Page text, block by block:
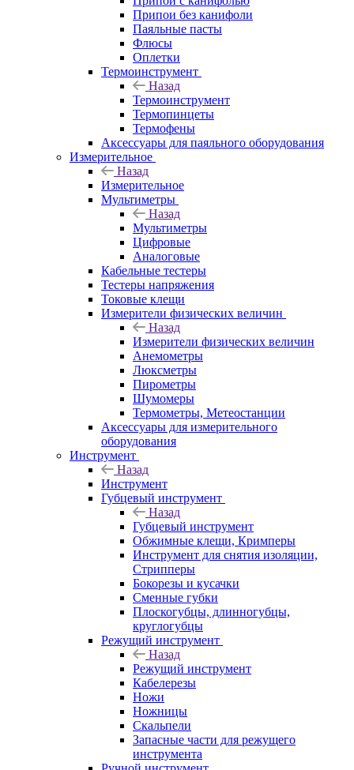
Припои без канифоли
Паяльные пасты
Флюсы
Оплетки
Термоинструмент
Назад
Термоинструмент
Термопинцеты
Термофены
Аксессуары для паяльного оборудования
Измерительное
Назад
Измерительное
Мультиметры
Назад
Мультиметры
Цифровые
Аналоговые
Кабельные тестеры
Тестеры напряжения
Токовые клещи
Измерители физических величин
Назад
Измерители физических величин
Анемометры
Люксметры
Пирометры
Шумомеры
Термометры, Метеостанции
Аксессуары для измерительного
оборудования
Инструмент
Назад
Инструмент
Губцевый инструмент
Назад
Губцевый инструмент
Обжимные клещи, Кримперы
Инструмент для снятия изоляции,
Стрипперы
Бокорезы и кусачки
Сменные губки
Плоскогубцы, длинногубцы,
круглогубцы
Режущий инструмент
Назад
Режущий инструмент
Кабелерезы
Ножи
Ножницы
Скальпели
Запасные части для режущего
инструмента